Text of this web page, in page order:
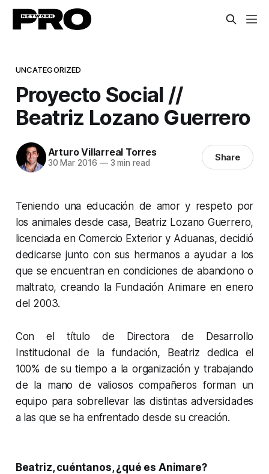
UNCATEGORIZED
Proyecto Social //
Beatriz Lozano Guerrero
Arturo Villarreal Torres
30 Mar 2016 —3 min read Share
Teniendo una educación de amor y respeto por
los animales desde casa, Beatriz Lozano Guerrero,
licenciada en Comercio Exterior y Aduanas, decidió
dedicarse junto con sus hermanos a ayudar a los
que se encuentran en condiciones de abandono o
maltrato, creando la Fundación Animare en enero
del 2003.
Con el título de Directora de Desarrollo
Institucional de la fundación, Beatriz dedica el
100% de su tiempo a la organización y trabajando
de la mano de valiosos compañeros forman un
equipo para sobrellevar las distintas adversidades
a las que se ha enfrentado desde su creación.
Beatriz, cuéntanos, ¿qué es Animare?